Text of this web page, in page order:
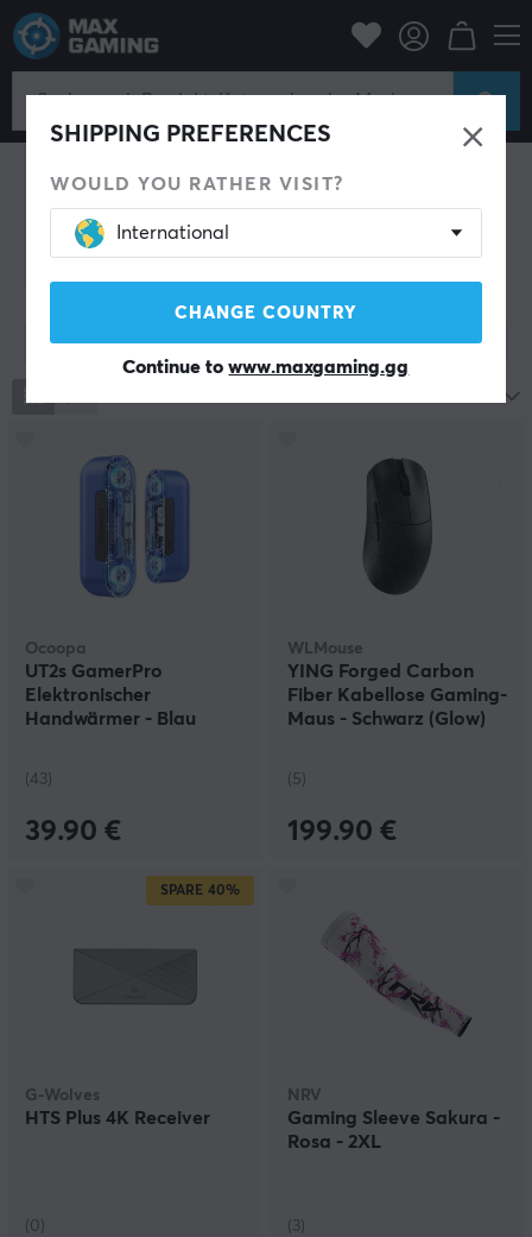
SHIPPING PREFERENCES
WOULD YOU RATHER VISIT?
International
CHANGE COUNTRY
Continue towww.maxgaming.gg
PC-Zubehör
Mäuse & Zubehör
Gaming-Maus Maus-Skates Mouse Bungee
Handgelenkauflage Arm Sleeve Maus-Kabel
Mausgriffe Gaming-Bundle
Filter zeigen
Ocoopa
UT2s GamerPro
Elektronischer
Handwärmer - Blau
(43)
39.90 €
WLMouse
YING Forged Carbon
Fiber Kabellose Gaming-
Maus - Schwarz (Glow)
(5)
199.90 €
SPARE 40%
G-Wolves
HTS Plus 4K Receiver
(0)
NRV
Gaming Sleeve Sakura -
Rosa - 2XL
(3)